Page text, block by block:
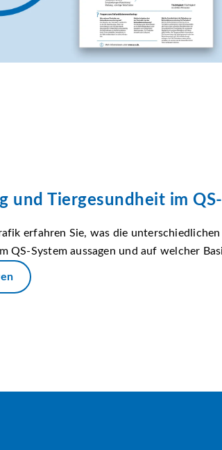
und Tiergesundheit im
erfahren Sie, was die
QS-System aussagen und auf welcher